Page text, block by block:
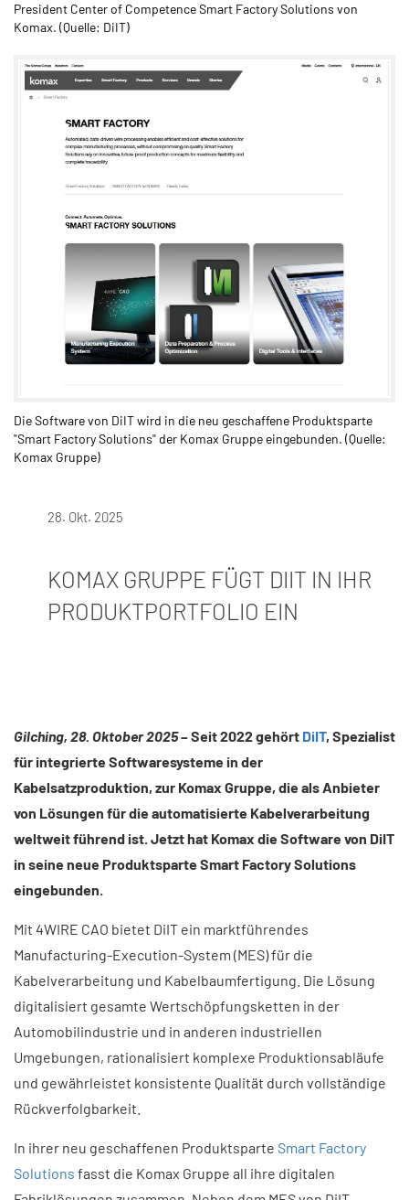
President Center of Competence Smart Factory Solutions von
Komax. (Quelle: DiIT)
Die Software von DiIT wird in die neu geschaffene Produktsparte
"Smart Factory Solutions" der Komax Gruppe eingebunden. (Quelle:
Komax Gruppe)
28. Okt. 2025
KOMAX GRUPPE FÜGT DIIT IN IHR
PRODUKTPORTFOLIO EIN
Gilching, 28. Oktober 2025– Seit 2022 gehört DiIT, Spezialist
für integrierte Softwaresysteme in der
Kabelsatzproduktion, zur Komax Gruppe, die als Anbieter
von Lösungen für die automatisierte Kabelverarbeitung
weltweit führend ist. Jetzt hat Komax die Software von DiIT
in seine neue Produktsparte Smart Factory Solutions
eingebunden.
Mit 4WIRE CAO bietet DiIT ein marktführendes
Manufacturing-Execution-System (MES) für die
Kabelverarbeitung und Kabelbaumfertigung. Die Lösung
digitalisiert gesamte Wertschöpfungsketten in der
Automobilindustrie und in anderen industriellen
Umgebungen, rationalisiert komplexe Produktionsabläufe
und gewährleistet konsistente Qualität durch vollständige
Rückverfolgbarkeit.
In ihrer neu geschaffenen Produktsparte Smart Factory
Solutions fasst die Komax Gruppe all ihre digitalen